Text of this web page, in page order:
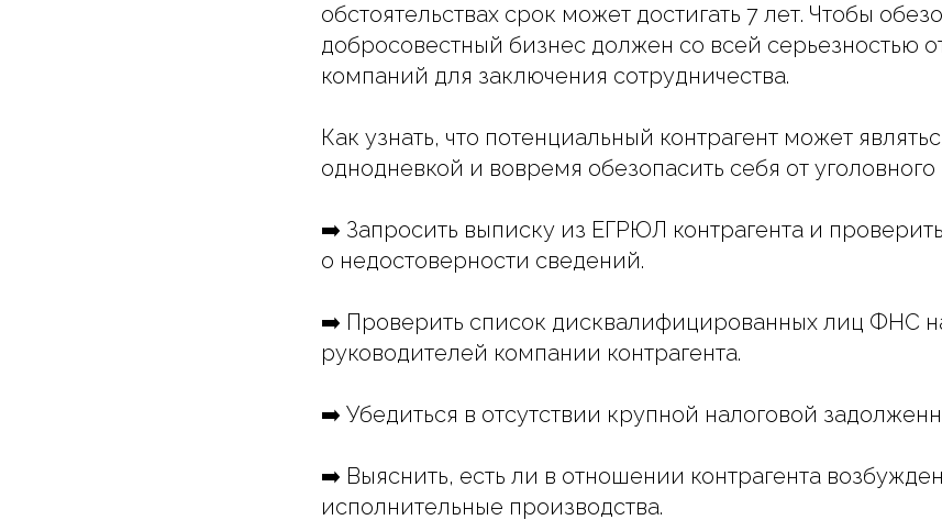
обстоятельствах срок может достигать 7 лет. Чтобы
добросовестный бизнес должен со всей серьезностью
компаний для заключения сотрудничества.
Как узнать, что потенциальный контрагент может
однодневкой и вовремя обезопасить себя от
➡️ Запросить выписку из ЕГРЮЛ контрагента и
о недостоверности сведений.
➡️ Проверить список дисквалифицированных лиц ФНС
руководителей компании контрагента.
➡️ Убедиться в отсутствии крупной налоговой
➡️ Выяснить, есть ли в отношении контрагента
исполнительные производства.